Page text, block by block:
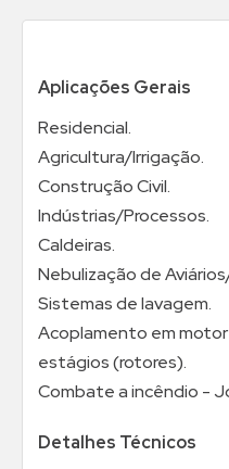
Aplicações Gerais
Residencial.
Agricultura/Irrigação.
Construção Civil.
Indústrias/Processos.
Caldeiras.
Nebulização de
Sistemas de lavagem.
Acoplamento em
estágios (rotores).
Combate a incêndio -
Detalhes Técnicos